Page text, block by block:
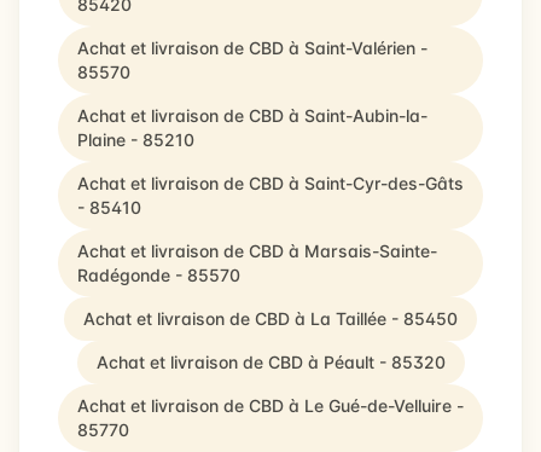
85420
Achat et livraison de CBD à Saint-Valérien -
85570
Achat et livraison de CBD à Saint-Aubin-la-
Plaine - 85210
Achat et livraison de CBD à Saint-Cyr-des-Gâts
- 85410
Achat et livraison de CBD à Marsais-Sainte-
Radégonde - 85570
Achat et livraison de CBD à La Taillée - 85450
Achat et livraison de CBD à Péault - 85320
Achat et livraison de CBD à Le Gué-de-Velluire -
85770